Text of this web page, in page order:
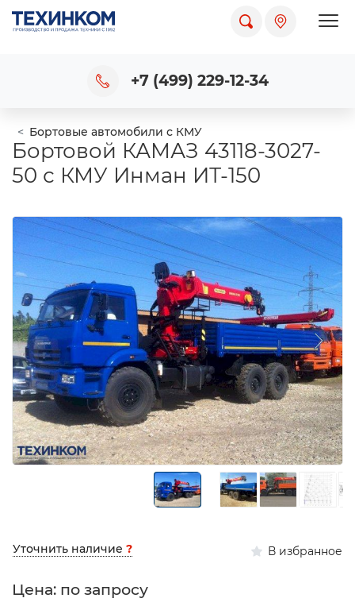
+7 (499) 229-12-34
Бортовые автомобили с КМУ
Бортовой КАМАЗ 43118-3027-
50 с КМУ Инман ИТ-150
Уточнить наличие ? В избранное
Цена: по запросу